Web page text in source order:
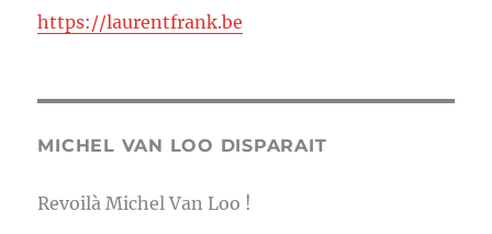
https://laurentfrank.be
MICHEL VAN LOO DISPARAIT
Revoilà Michel Van Loo !